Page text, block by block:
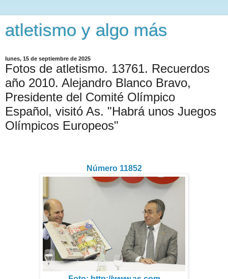
atletismo y algo más
lunes, 15 de septiembre de 2025
Fotos de atletismo. 13761. Recuerdos
año 2010. Alejandro Blanco Bravo,
Presidente del Comité Olímpico
Español, visitó As. "Habrá unos Juegos
Olímpicos Europeos"
Número 11852